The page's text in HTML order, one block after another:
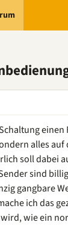
alles auf
soll dabei
sind
gangbare
ich das
wie ein